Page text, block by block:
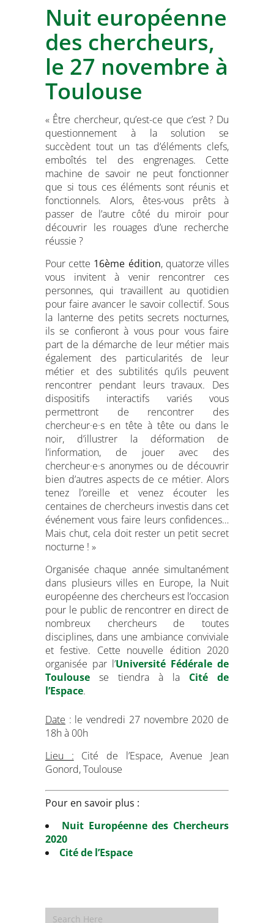
Nuit européenne
des chercheurs,
le 27 novembre à
Toulouse
« Être chercheur, qu’est-ce que c’est ? Du
questionnement à la solution se
succèdent tout un tas d’éléments clefs,
emboîtés tel des engrenages. Cette
machine de savoir ne peut fonctionner
que si tous ces éléments sont réunis et
fonctionnels. Alors, êtes-vous prêts à
passer de l’autre côté du miroir pour
découvrir les rouages d’une recherche
réussie ?
Pour cette 16ème édition, quatorze villes
vous invitent à venir rencontrer ces
personnes, qui travaillent au quotidien
pour faire avancer le savoir collectif. Sous
la lanterne des petits secrets nocturnes,
ils se confieront à vous pour vous faire
part de la démarche de leur métier mais
également des particularités de leur
métier et des subtilités qu’ils peuvent
rencontrer pendant leurs travaux. Des
dispositifs interactifs variés vous
permettront de rencontrer des
chercheur·e·s en tête à tête ou dans le
noir, d’illustrer la déformation de
l’information, de jouer avec des
chercheur·e·s anonymes ou de découvrir
bien d’autres aspects de ce métier. Alors
tenez l’oreille et venez écouter les
centaines de chercheurs investis dans cet
événement vous faire leurs confidences…
Mais chut, cela doit rester un petit secret
nocturne ! »
Organisée chaque année simultanément
dans plusieurs villes en Europe, la Nuit
européenne des chercheurs est l’occasion
pour le public de rencontrer en direct de
nombreux chercheurs de toutes
disciplines, dans une ambiance conviviale
et festive. Cette nouvelle édition 2020
organisée par l’Université Fédérale de
Toulouse se tiendra à la Cité de
l’Espace.
Date : le vendredi 27 novembre 2020 de
18h à 00h
Lieu : Cité de l’Espace, Avenue Jean
Gonord, Toulouse
Pour en savoir plus :
Nuit Européenne des Chercheurs
2020
Cité de l’Espace